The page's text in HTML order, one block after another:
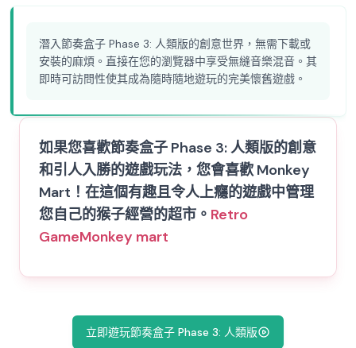
潛入節奏盒子 Phase 3: 人類版的創意世界，無需下載或
安裝的麻煩。直接在您的瀏覽器中享受無縫音樂混音。其
即時可訪問性使其成為隨時隨地遊玩的完美懷舊遊戲。
如果您喜歡節奏盒子 Phase 3: 人類版的創意
和引人入勝的遊戲玩法，您會喜歡 Monkey
Mart！在這個有趣且令人上癮的遊戲中管理
您自己的猴子經營的超市。 Retro
GameMonkey mart
立即遊玩節奏盒子 Phase 3: 人類版